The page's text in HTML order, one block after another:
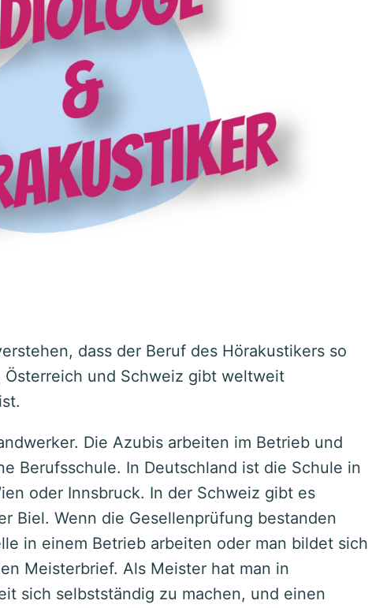
dass der Beruf des Hörakustikers so
und Schweiz gibt weltweit
Die Azubis arbeiten im Betrieb und
Berufsschule. In Deutschland ist die Schule in
oder Innsbruck. In der Schweiz gibt es
Biel. Wenn die Gesellenprüfung bestanden
in einem Betrieb arbeiten oder man bildet sich
Meisterbrief. Als Meister hat man in
sich selbstständig zu machen, und einen